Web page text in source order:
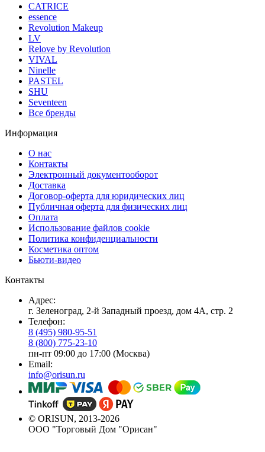
CATRICE
essence
Revolution Makeup
LV
Relove by Revolution
VIVAL
Ninelle
PASTEL
SHU
Seventeen
Все бренды
Информация
О нас
Контакты
Электронный документооборот
Доставка
Договор-оферта для юридических лиц
Публичная оферта для физических лиц
Оплата
Использование файлов cookie
Политика конфиденциальности
Косметика оптом
Бьюти-видео
Контакты
Адрес:
г. Зеленоград, 2-й Западный проезд, дом 4А, стр. 2
Телефон:
8 (495) 980-95-51
8 (800) 775-23-10
пн-пт 09:00 до 17:00 (Москва)
Email:
info@orisun.ru
© ORISUN, 2013-2026
ООО "Торговый Дом "Орисан"